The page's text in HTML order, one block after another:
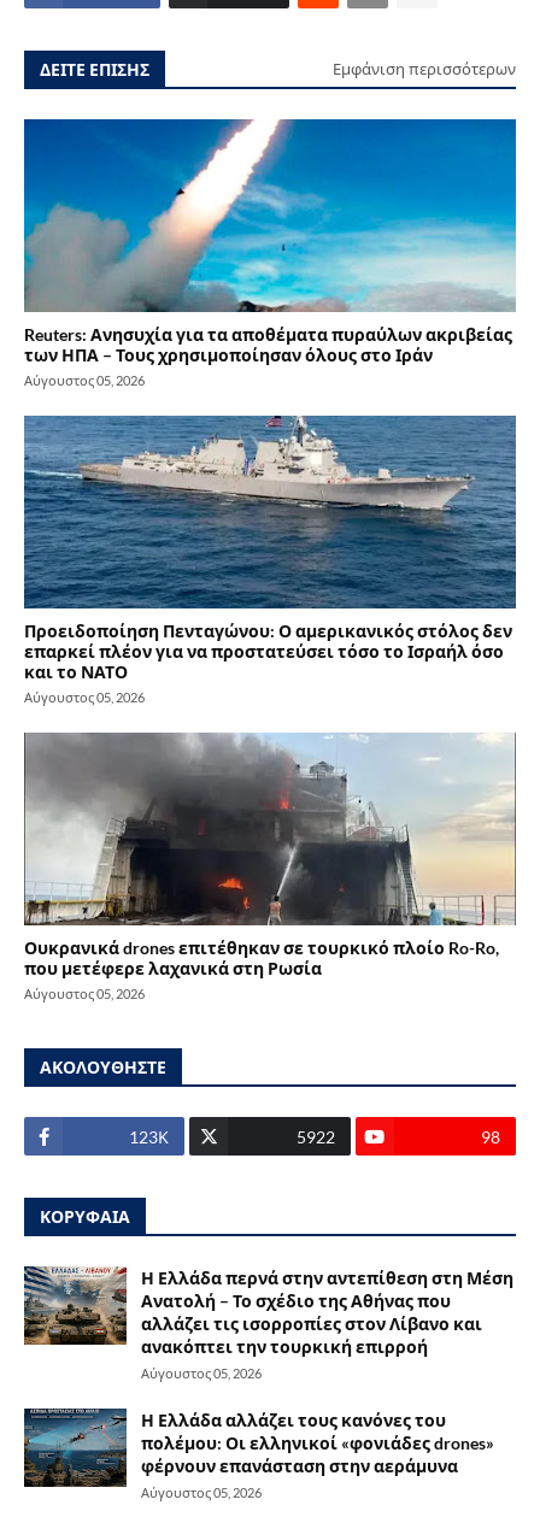
ΔΕΙΤΕ ΕΠΙΣΗΣ Εμφάνιση περισσότερων
Reuters: Ανησυχία για τα αποθέματα πυραύλων ακριβείας
των ΗΠΑ – Τους χρησιμοποίησαν όλους στο Ιράν
Αύγουστος 05, 2026
Προειδοποίηση Πενταγώνου: Ο αμερικανικός στόλος δεν
επαρκεί πλέον για να προστατεύσει τόσο το Ισραήλ όσο
και το ΝΑΤΟ
Αύγουστος 05, 2026
Ουκρανικά drones επιτέθηκαν σε τουρκικό πλοίο Ro-Ro,
που μετέφερε λαχανικά στη Ρωσία
Αύγουστος 05, 2026
ΑΚΟΛΟΥΘΗΣΤΕ
123Κ 5922 98
ΚΟΡΥΦΑΙΑ
Η Ελλάδα περνά στην αντεπίθεση στη Μέση
Ανατολή – Το σχέδιο της Αθήνας που
αλλάζει τις ισορροπίες στον Λίβανο και
ανακόπτει την τουρκική επιρροή
Αύγουστος 05, 2026
Η Ελλάδα αλλάζει τους κανόνες του
πολέμου: Οι ελληνικοί «φονιάδες drones»
φέρνουν επανάσταση στην αεράμυνα
Αύγουστος 05, 2026